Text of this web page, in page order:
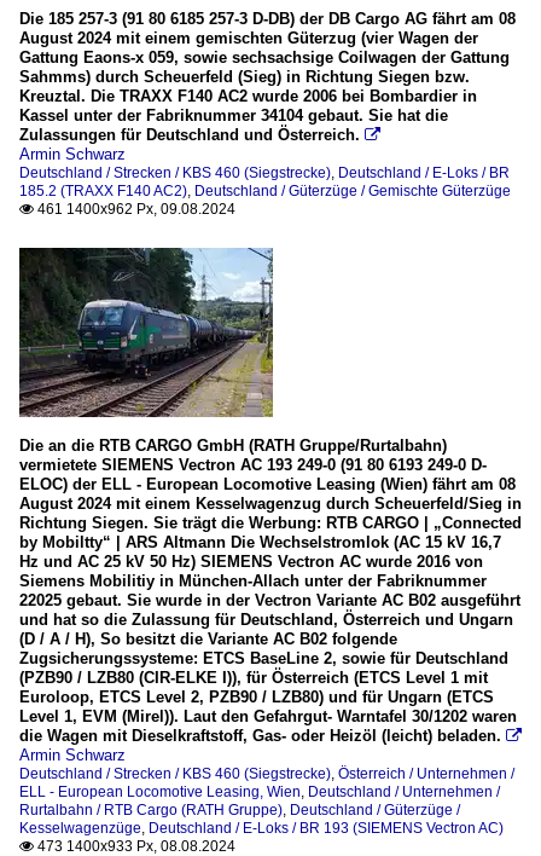
Die 185 257-3 (91 80 6185 257-3 D-DB) der DB Cargo AG fährt am 08
August 2024 mit einem gemischten Güterzug (vier Wagen der
Gattung Eaons-x 059, sowie sechsachsige Coilwagen der Gattung
Sahmms) durch Scheuerfeld (Sieg) in Richtung Siegen bzw.
Kreuztal. Die TRAXX F140 AC2 wurde 2006 bei Bombardier in
Kassel unter der Fabriknummer 34104 gebaut. Sie hat die
Zulassungen für Deutschland und Österreich. 
Armin Schwarz
Deutschland / Strecken / KBS 460 (Siegstrecke) Deutschland / E-Loks / BR
185.2 (TRAXX F140 AC2) Deutschland / Güterzüge / Gemischte Güterzüge
 461 1400x962 Px, 09.08.2024
Die an die RTB CARGO GmbH (RATH Gruppe/Rurtalbahn)
vermietete SIEMENS Vectron AC 193 249-0 (91 80 6193 249-0 D-
ELOC) der ELL - European Locomotive Leasing (Wien) fährt am 08
August 2024 mit einem Kesselwagenzug durch Scheuerfeld/Sieg in
Richtung Siegen. Sie trägt die Werbung: RTB CARGO | „Connected
by Mobiltty“ | ARS Altmann Die Wechselstromlok (AC 15 kV 16,7
Hz und AC 25 kV 50 Hz) SIEMENS Vectron AC wurde 2016 von
Siemens Mobilitiy in München-Allach unter der Fabriknummer
22025 gebaut. Sie wurde in der Vectron Variante AC B02 ausgeführt
und hat so die Zulassung für Deutschland, Österreich und Ungarn
(D / A / H), So besitzt die Variante AC B02 folgende
Zugsicherungssysteme: ETCS BaseLine 2, sowie für Deutschland
(PZB90 / LZB80 (CIR-ELKE I)), für Österreich (ETCS Level 1 mit
Euroloop, ETCS Level 2, PZB90 / LZB80) und für Ungarn (ETCS
Level 1, EVM (Mirel)). Laut den Gefahrgut- Warntafel 30/1202 waren
die Wagen mit Dieselkraftstoff, Gas- oder Heizöl (leicht) beladen. 
Armin Schwarz
Deutschland / Strecken / KBS 460 (Siegstrecke) Österreich / Unternehmen /
ELL - European Locomotive Leasing, Wien Deutschland / Unternehmen /
Rurtalbahn / RTB Cargo (RATH Gruppe) Deutschland / Güterzüge /
Kesselwagenzüge Deutschland / E-Loks / BR 193 (SIEMENS Vectron AC)
 473 1400x933 Px, 08.08.2024